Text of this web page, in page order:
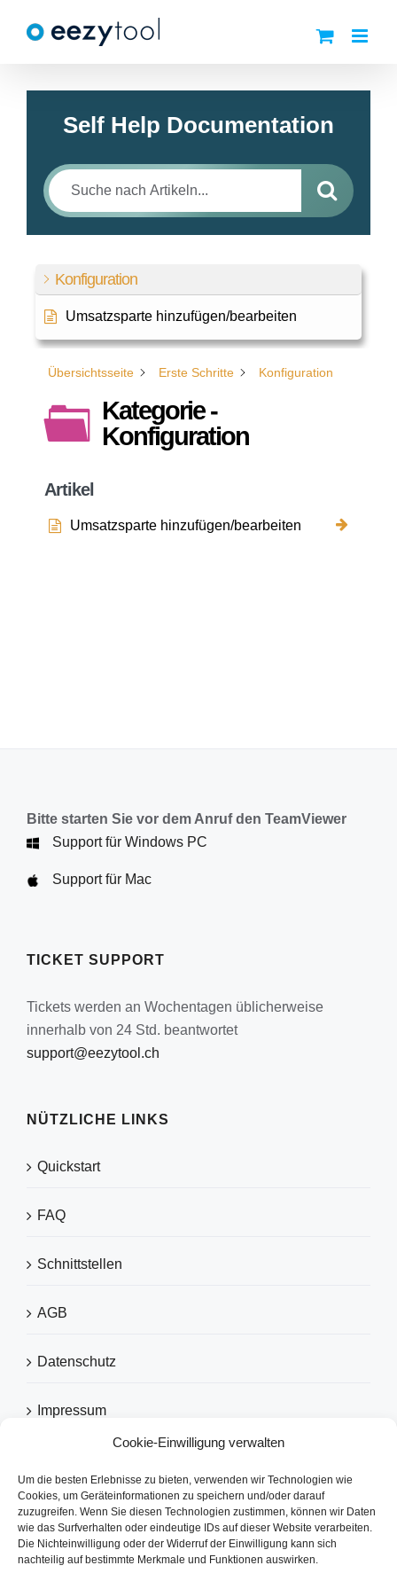
Cookie-Einwilligung verwalten
Um die besten Erlebnisse zu bieten, verwenden wir Technologien wie
Cookies, um Geräteinformationen zu speichern und/oder darauf
zuzugreifen. Wenn Sie diesen Technologien zustimmen, können wir Daten
wie das Surfverhalten oder eindeutige IDs auf dieser Website verarbeiten.
Die Nichteinwilligung oder der Widerruf der Einwilligung kann sich
nachteilig auf bestimmte Merkmale und Funktionen auswirken.
Inhalt
Self Help Documentation
Konfiguration
Umsatzsparte hinzufügen/bearbeiten
Übersichtsseite Erste Schritte Konfiguration
Kategorie -
Konfiguration
Artikel
Umsatzsparte hinzufügen/bearbeiten
Bitte starten Sie vor dem Anruf den TeamViewer
Support für Windows PC
Support für Mac
TICKET SUPPORT
Tickets werden an Wochentagen üblicherweise
innerhalb von 24 Std. beantwortet
support@eezytool.ch
NÜTZLICHE LINKS
Quickstart
FAQ
Schnittstellen
AGB
Datenschutz
Impressum
EMPFOHLEN VON